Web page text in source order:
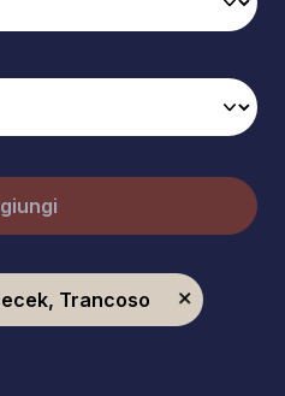
Trancoso